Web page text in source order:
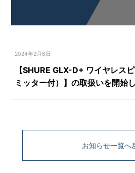
2024年2月6日
【SHURE GLX-D+ ワイヤレス
ミッター付）】の取扱いを開始
お知らせ一覧へ